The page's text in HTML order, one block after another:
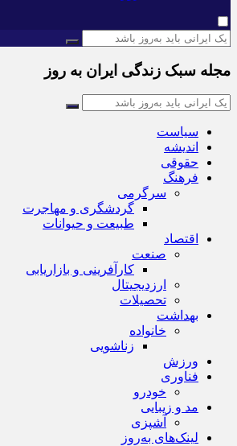
مجله سبک زندگی ایران به روز
سیاست
اندیشه
حقوقی
فرهنگ
سرگرمی
گردشگری و مهاجرت
طبیعت و حیوانات
اقتصاد
صنعت
کارآفرینی و بازاریابی
ارزدیجیتال
تحصیلات
بهداشت
خانواده
زناشویی
ورزش
فناوری
خودرو
مد و زیبایی
آشپزی
لینک‌های به‌روز